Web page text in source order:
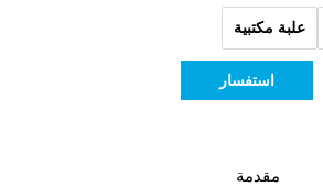
علبة مكتبية
استفسار
مقدمة